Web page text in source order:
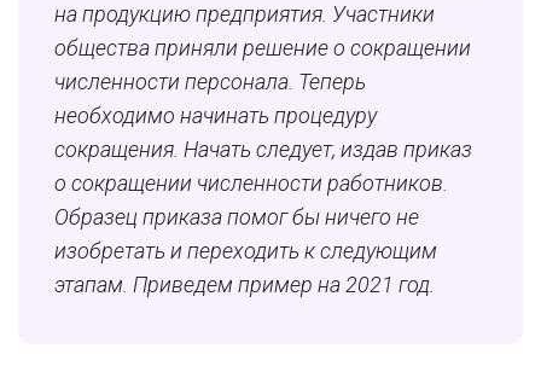
на продукцию предприятия. Участники
общества приняли решение о сокращении
численности персонала. Теперь
необходимо начинать процедуру
сокращения. Начать следует, издав приказ
о сокращении численности работников.
Образец приказа помог бы ничего не
изобретать и переходить к следующим
этапам. Приведем пример на 2021 год.